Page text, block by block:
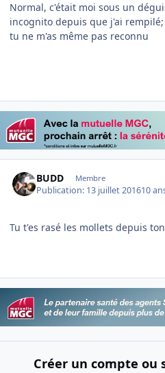
Normal, c'était moi sous un
incognito depuis que j'ai
tu ne m'as même pas reconnu
BUDD Membre
Publication: 13 juillet 201610
Tu t'es rasé les mollets depuis
Créer un compte ou